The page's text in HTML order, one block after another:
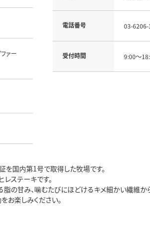
ァー
電話番号 03-6206-
受付時間 9:00～
を国内第1号で取得した牧場です。
ステーキです。
の甘み、噛むたびにほどけるキメ細かい繊維か
楽しみください。